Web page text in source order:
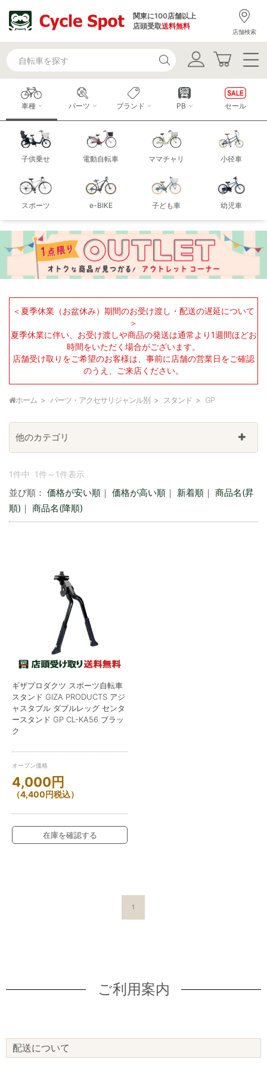
関東に100店舗以上
店頭受取送料無料
店舗検索
車種
子供乗せ 電動自転車 ママチャリ 小径車
スポーツ e-BIKE 子ども車 幼児車
パーツ ブランド PB セール
＜夏季休業（お盆休み）期間のお受け渡し・配送の遅延について
＞
夏季休業に伴い、お受け渡しや商品の発送は通常より1週間ほどお
時間をいただく場合がございます。
店舗受け取りをご希望のお客様は、事前に店舗の営業日をご確認
のうえ、ご来店ください。
ホーム パーツ・アクセサリジャンル別 スタンド GP
1件中 1件～1件表示
並び順： 価格が安い順 ｜ 価格が高い順 ｜ 新着順 ｜ 商品名(昇
順) ｜ 商品名(降順)
ギザプロダクツ スポーツ自転車
スタンド GIZA PRODUCTS アジ
ャスタブル ダブルレッグ センタ
ースタンド GP CL-KA56 ブラッ
ク
オープン価格
4,000円
（4,400円税込）
在庫を確認する
1
他のカテゴリ
ご利用案内
配送について